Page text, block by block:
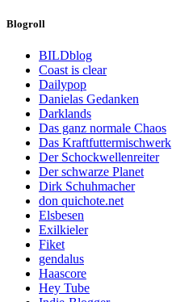
Blogroll
BILDblog
Coast is clear
Dailypop
Danielas Gedanken
Darklands
Das ganz normale Chaos
Das Kraftfuttermischwerk
Der Schockwellenreiter
Der schwarze Planet
Dirk Schuhmacher
don quichote.net
Elsbesen
Exilkieler
Fiket
gendalus
Haascore
Hey Tube